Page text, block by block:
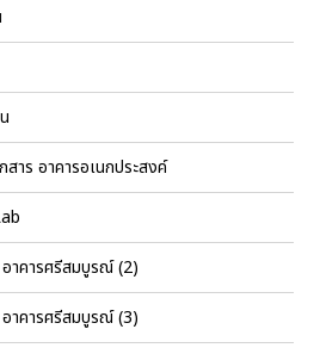
าร อาคารอเนกประสงค์
าคารศรีสมบูรณ์ (2)
าคารศรีสมบูรณ์ (3)